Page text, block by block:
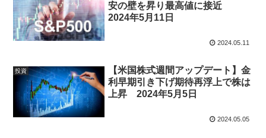
安の壁を昇り最高値に接近
2024年5月11日
2024.05.11
投資
【米国株式週間アップデート】金
利早期引き下げ期待再浮上で株は
上昇 2024年5月5日
2024.05.05